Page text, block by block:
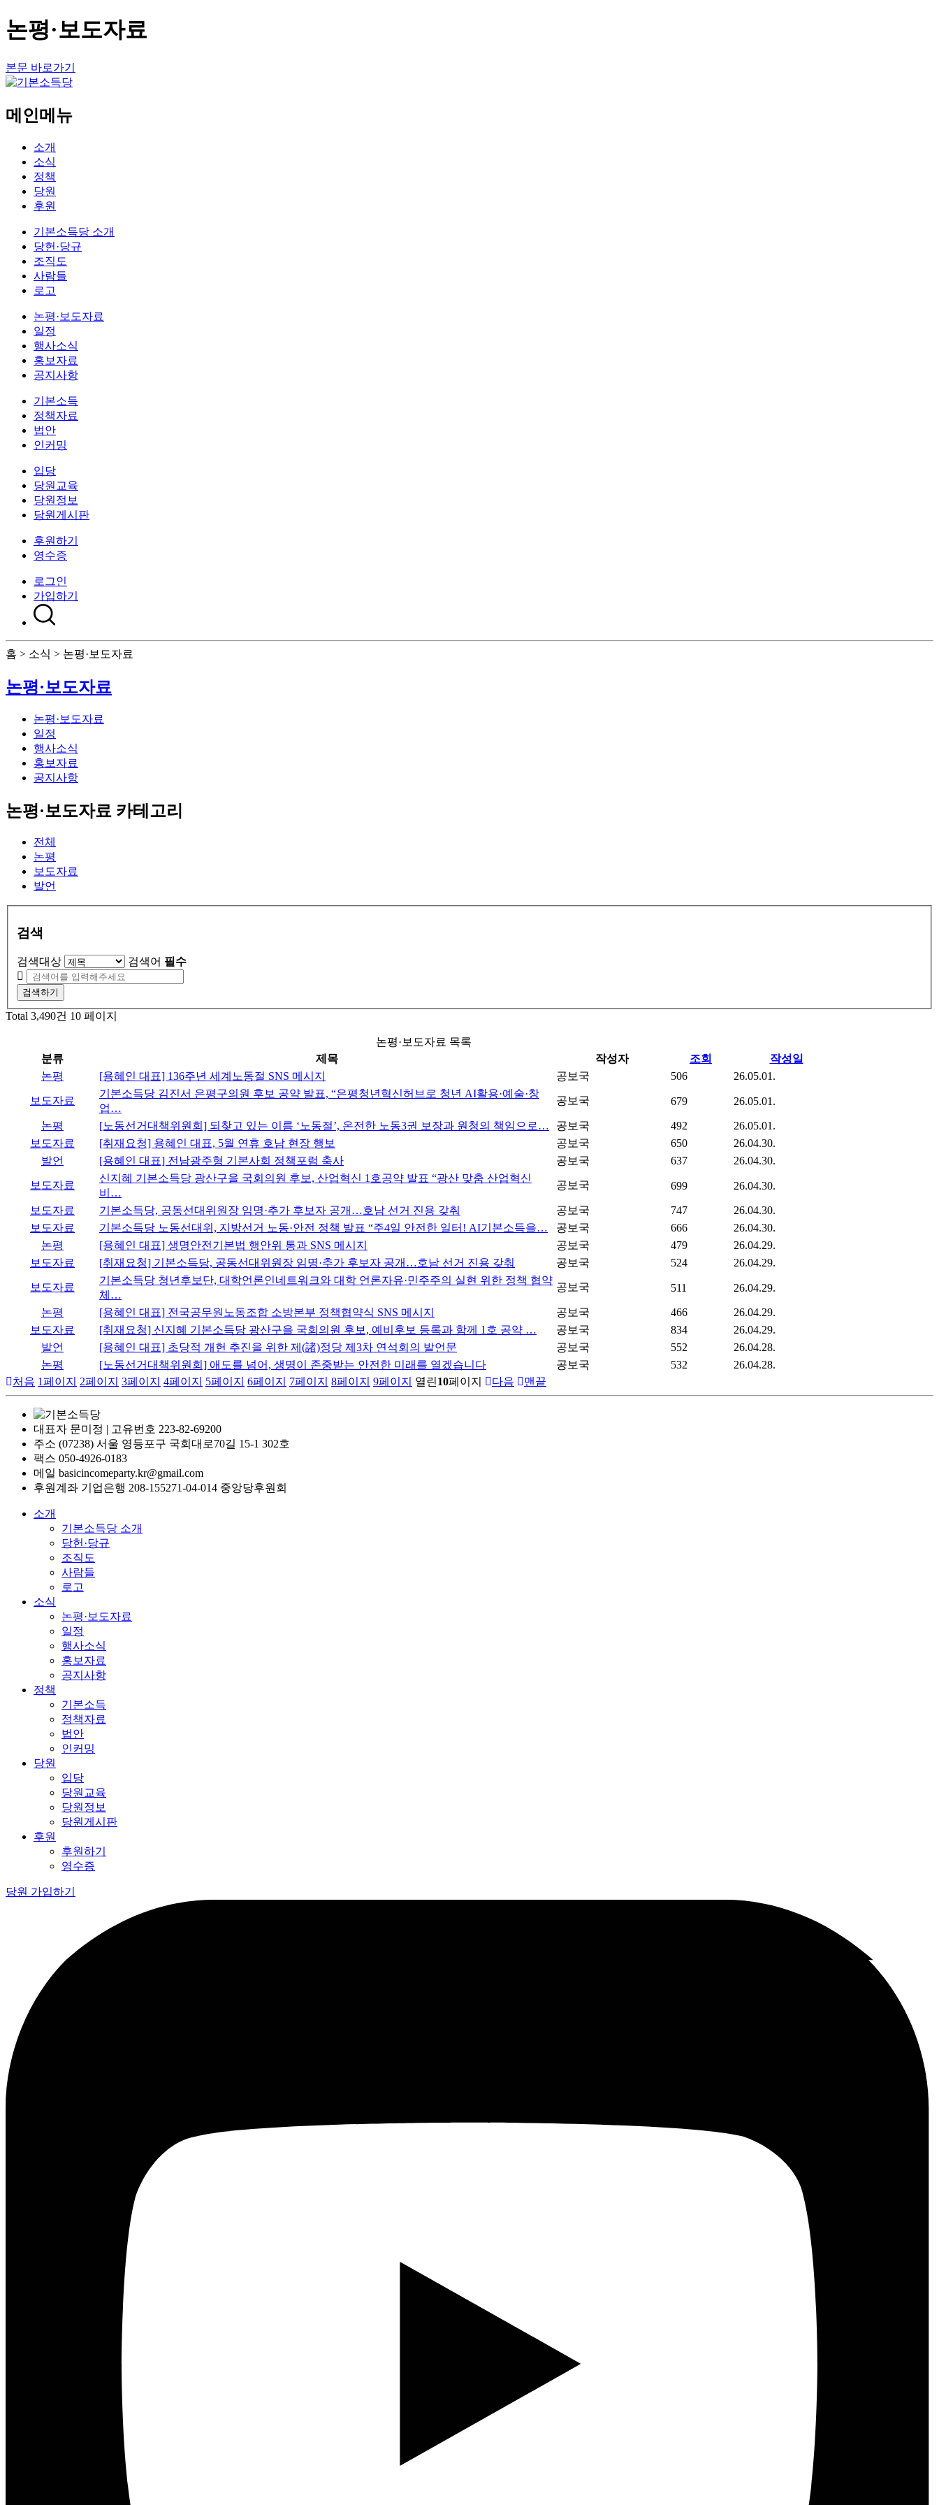
논평·보도자료
본문 바로가기
메인메뉴
소개
소식
정책
당원
후원
기본소득당 소개
당헌·당규
조직도
사람들
로고
논평·보도자료
일정
행사소식
홍보자료
공지사항
기본소득
정책자료
법안
인커밍
입당
당원교육
당원정보
당원게시판
후원하기
영수증
로그인
가입하기
홈 > 소식 > 논평·보도자료
논평·보도자료
논평·보도자료
일정
행사소식
홍보자료
공지사항
논평·보도자료 카테고리
전체
논평
보도자료
발언
검색
검색대상 검색어 필수
검색하기
Total 3,490건 10 페이지
논평·보도자료 목록
분류
제목 작성자 조회
작성일
논평
[용혜인 대표] 136주년 세계노동절 SNS 메시지 공보국 506 26.05.01.
보도자료
기본소득당 김진서 은평구의원 후보 공약 발표, “은평청년혁신허브로 청년 AI활용·예술·창
업…
공보국 679 26.05.01.
논평 [노동선거대책위원회] 되찾고 있는 이름 ‘노동절’, 온전한 노동3권 보장과 원청의 책임으로… 공보국 492
26.05.01.
보도자료
[취재요청] 용혜인 대표, 5월 연휴 호남 현장 행보 공보국 650
26.04.30.
발언
[용혜인 대표] 전남광주형 기본사회 정책포럼 축사 공보국 637 26.04.30.
보도자료
신지혜 기본소득당 광산구을 국회의원 후보, 산업혁신 1호공약 발표 “광산 맞춤 산업혁신
비…
공보국 699 26.04.30.
보도자료 기본소득당, 공동선대위원장 임명·추가 후보자 공개…호남 선거 진용 갖춰 공보국 747
26.04.30.
보도자료
기본소득당 노동선대위, 지방선거 노동·안전 정책 발표 “주4일 안전한 일터! AI기본소득을… 공보국 666
26.04.30.
논평
[용혜인 대표] 생명안전기본법 행안위 통과 SNS 메시지 공보국 479
26.04.29.
보도자료
[취재요청] 기본소득당, 공동선대위원장 임명·추가 후보자 공개…호남 선거 진용 갖춰 공보국 524 26.04.29.
보도자료
기본소득당 청년후보단, 대학언론인네트워크와 대학 언론자유·민주주의 실현 위한 정책 협약
체…
공보국 511 26.04.29.
논평 [용혜인 대표] 전국공무원노동조합 소방본부 정책협약식 SNS 메시지 공보국 466
26.04.29.
보도자료
[취재요청] 신지혜 기본소득당 광산구을 국회의원 후보, 예비후보 등록과 함께 1호 공약 … 공보국 834
26.04.29.
발언
[용혜인 대표] 초당적 개헌 추진을 위한 제(諸)정당 제3차 연석회의 발언문 공보국 552
26.04.28.
논평
[노동선거대책위원회] 애도를 넘어, 생명이 존중받는 안전한 미래를 열겠습니다 공보국 532
26.04.28.
처음 1페이지 2페이지 3페이지 4페이지 5페이지 6페이지 7페이지 8페이지 9페이지 열린10페이지 다음 맨끝
대표자 문미정 | 고유번호 223-82-69200
주소 (07238) 서울 영등포구 국회대로70길 15-1 302호
팩스 050-4926-0183
메일 basicincomeparty.kr@gmail.com
후원계좌 기업은행 208-155271-04-014 중앙당후원회
소개
기본소득당 소개
당헌·당규
조직도
사람들
로고
소식
논평·보도자료
일정
행사소식
홍보자료
공지사항
정책
기본소득
정책자료
법안
인커밍
당원
입당
당원교육
당원정보
당원게시판
후원
후원하기
영수증
당원 가입하기